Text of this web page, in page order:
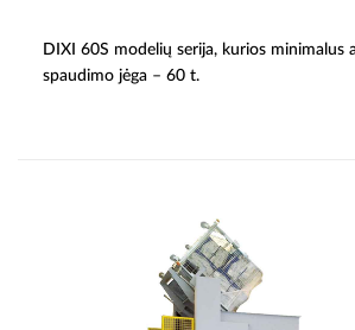
DIXI 60S modelių serija, kurios minimalus
spaudimo jėga – 60 t.